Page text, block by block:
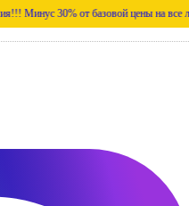
Минус 30% от базовой цены на все